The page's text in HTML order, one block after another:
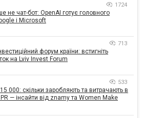
1724
не чат-бот: OpenAI готує головного
і Microsoft
713
форум країни: встигніть
на Lviv Invest Forum
533
000: скільки заробляють та витрачають в
— інсайти від znamy та Women Make